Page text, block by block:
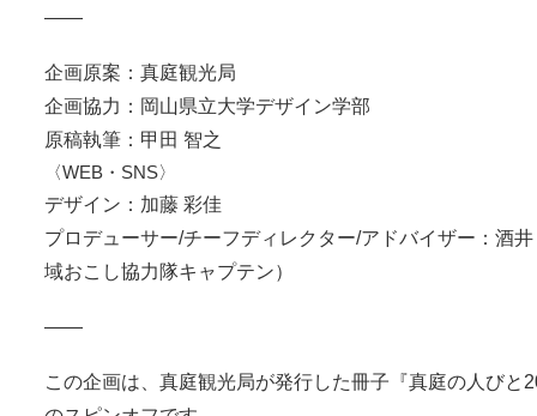
——
企画原案：真庭観光局
企画協力：岡山県立大学デザイン学部
原稿執筆：甲田 智之
〈WEB・SNS〉
デザイン：加藤 彩佳
プロデューサー/チーフディレクター/アドバイザー ：酒
域おこし協力隊キャプテン）
——
この企画は、真庭観光局が発行した冊子『真庭の人びと